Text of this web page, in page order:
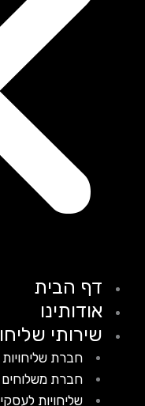
דף הבית
אודותינו
שירותי שליחויות
חברת שליחויות
חברת משלוחים
שליחויות לעסקים